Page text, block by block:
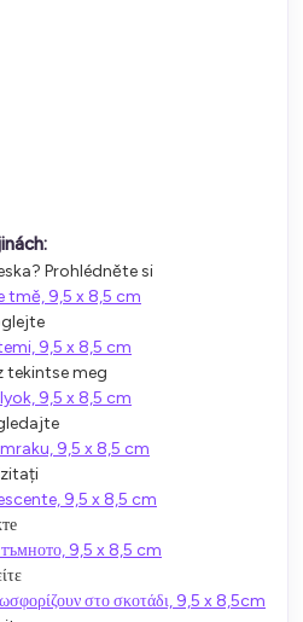
Prohlédněte si
tmě, 9,5 x 8,5 cm
9,5 x 8,5 cm
tekintse meg
9,5 x 8,5 cm
9,5 x 8,5 cm
9,5 x 8,5 cm
тъмното, 9,5 x 8,5 cm
στο σκοτάδι, 9,5 x 8,5cm